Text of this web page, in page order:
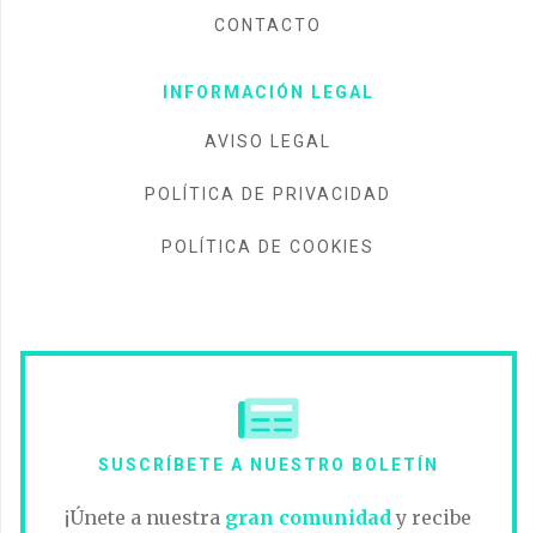
CONTACTO
INFORMACIÓN LEGAL
AVISO LEGAL
POLÍTICA DE PRIVACIDAD
POLÍTICA DE COOKIES
SUSCRÍBETE A NUESTRO BOLETÍN
¡Únete a nuestra gran comunidad y recibe